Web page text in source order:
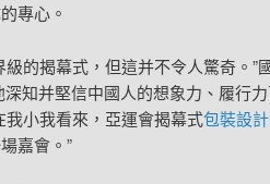
專心。
的揭幕式，但這并不令人驚奇。”
知并堅信中國人的想象力、履行
我小我看來，亞運會揭幕式包裝設計
嘉會。”